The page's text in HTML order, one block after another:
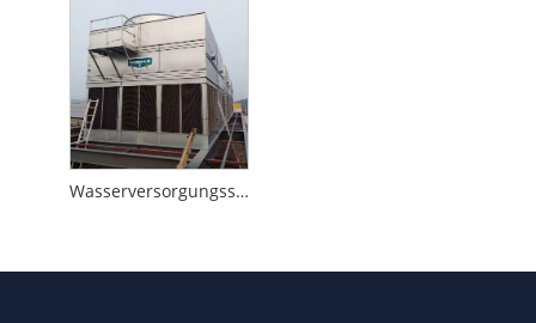
Wasserversorgungssystem mit konstantem Druck